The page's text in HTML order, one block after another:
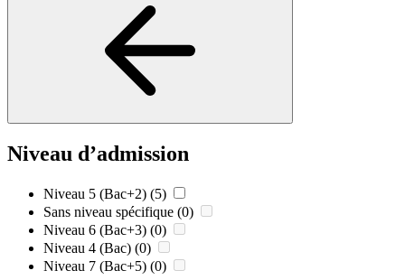
Niveau d’admission
Niveau 5 (Bac+2) (5)
Sans niveau spécifique (0)
Niveau 6 (Bac+3) (0)
Niveau 4 (Bac) (0)
Niveau 7 (Bac+5) (0)